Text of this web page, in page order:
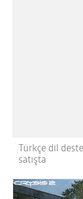
Türkçe dil
satışta